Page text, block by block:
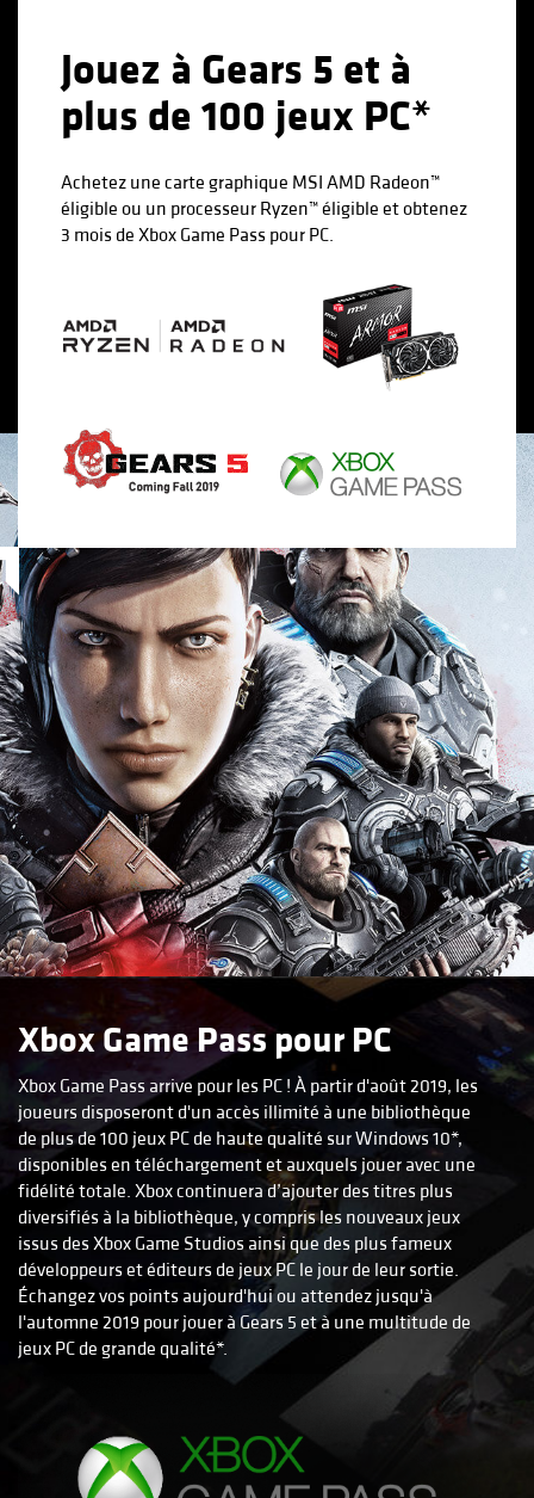
Jouez à Gears 5 et à
plus de 100 jeux PC*
Achetez une carte graphique MSI AMD Radeon™
éligible ou un processeur Ryzen™ éligible et obtenez
3 mois de Xbox Game Pass pour PC.
Xbox Game Pass pour PC
Xbox Game Pass arrive pour les PC ! À partir d'août 2019, les
joueurs disposeront d'un accès illimité à une bibliothèque
de plus de 100 jeux PC de haute qualité sur Windows 10*,
disponibles en téléchargement et auxquels jouer avec une
fidélité totale. Xbox continuera d’ajouter des titres plus
diversifiés à la bibliothèque, y compris les nouveaux jeux
issus des Xbox Game Studios ainsi que des plus fameux
développeurs et éditeurs de jeux PC le jour de leur sortie.
Échangez vos points aujourd'hui ou attendez jusqu'à
l'automne 2019 pour jouer à Gears 5 et à une multitude de
jeux PC de grande qualité*.